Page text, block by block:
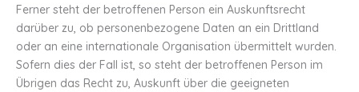
Ferner steht der betroffenen Person ein Auskunftsrecht
darüber zu, ob personenbezogene Daten an ein Drittland
oder an eine internationale Organisation übermittelt wurden.
Sofern dies der Fall ist, so steht der betroffenen Person im
Übrigen das Recht zu, Auskunft über die geeigneten